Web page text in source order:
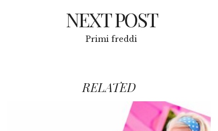
NEXT POST
Primi freddi
RELATED